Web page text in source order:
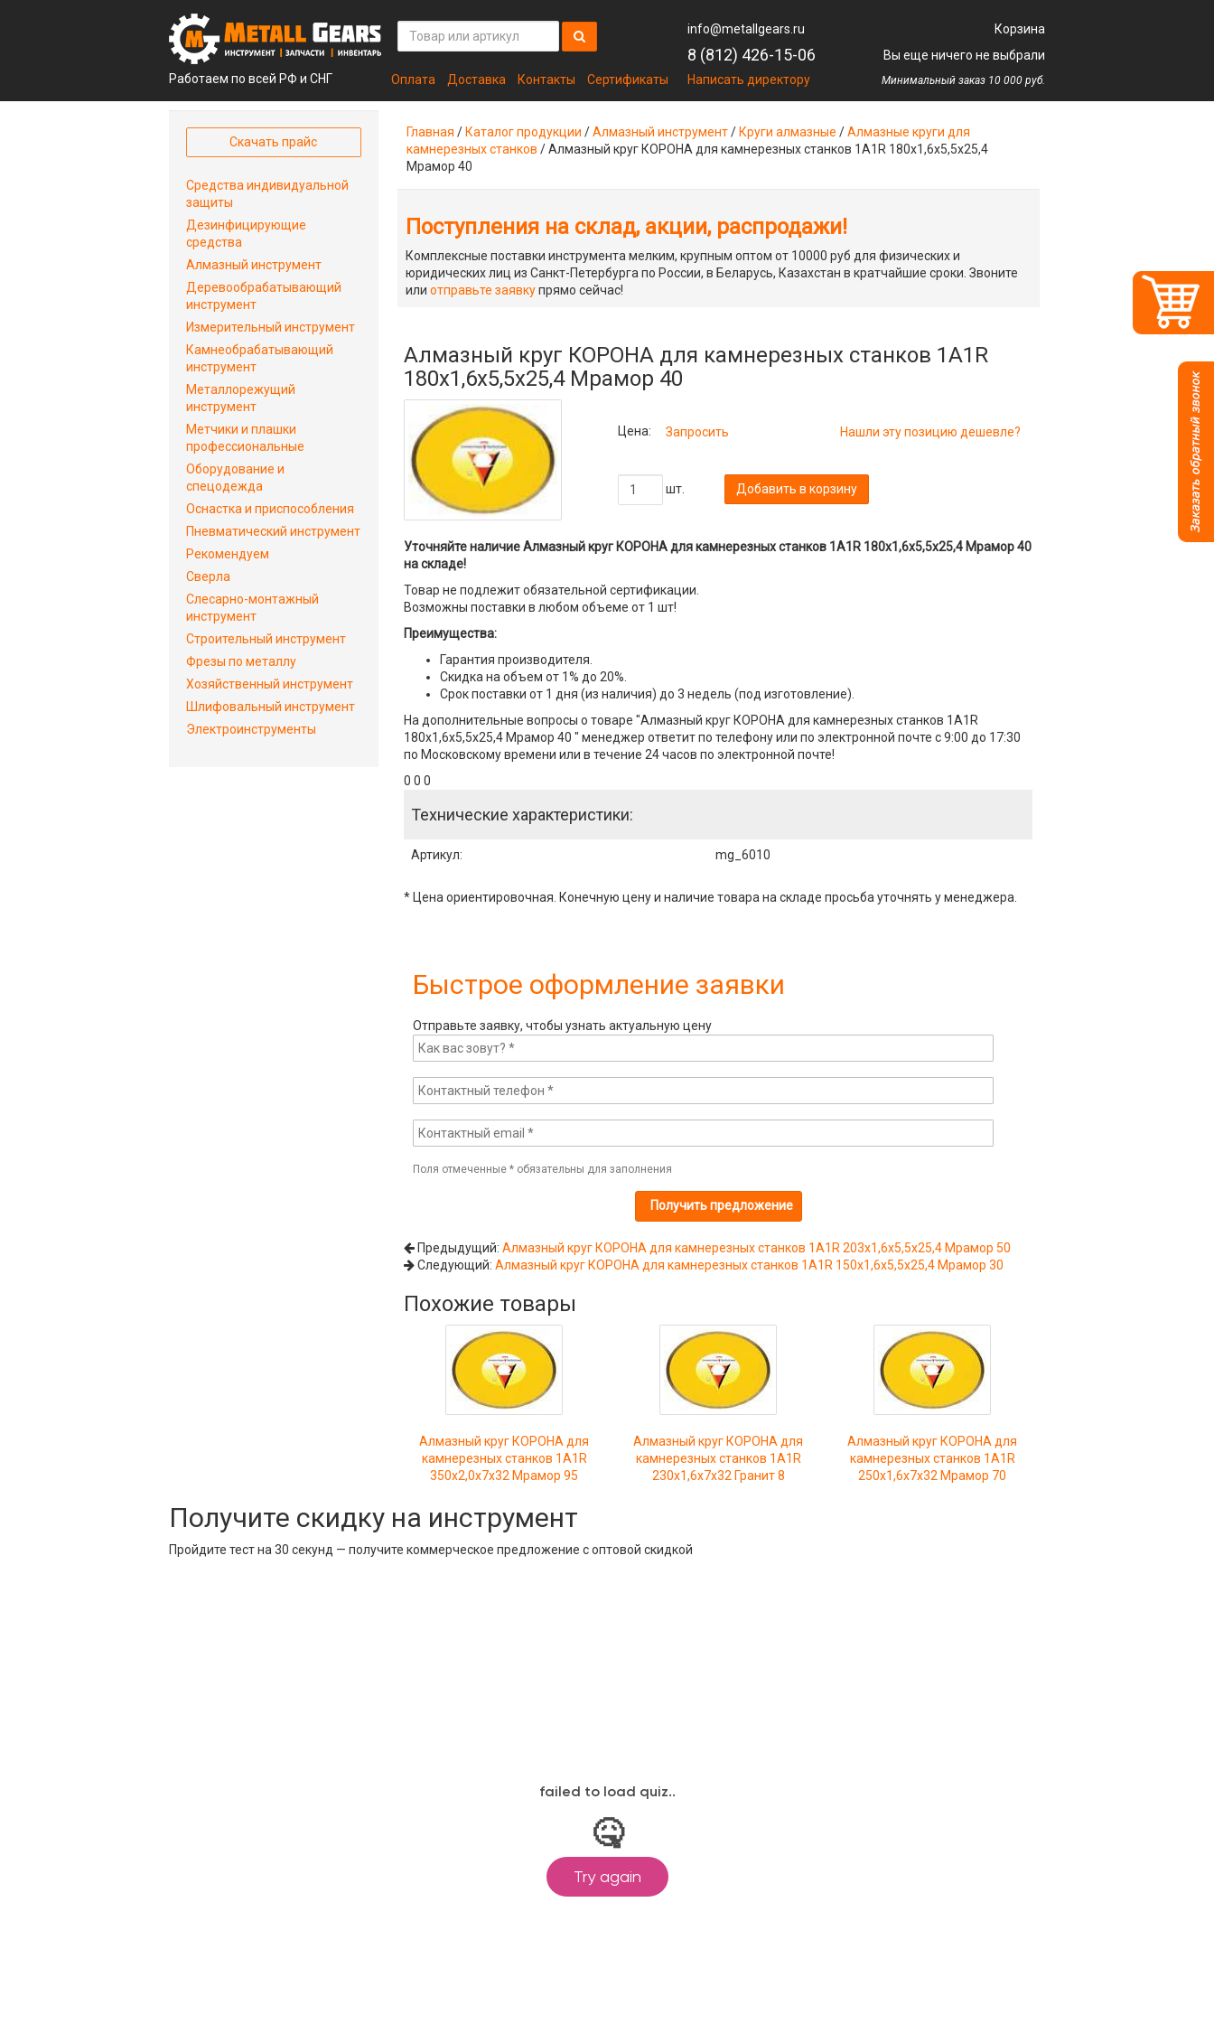
Работаем по всей РФ и СНГ Оплата Доставка Контакты Сертификаты
info@metallgears.ru
8 (812) 426-15-06
Написать директору
Корзина
Вы еще ничего не выбрали
Минимальный заказ 10 000 руб.
Главная / Каталог продукции /Алмазный инструмент/ Круги алмазные /Алмазные круги для
камнерезных станков /Алмазный круг КОРОНА для камнерезных станков 1A1R 180x1,6x5,5x25,4
Мрамор 40
Поступления на склад, акции, распродажи!
Комплексные поставки инструмента мелким, крупным оптом от 10000 руб для физических и
юридических лиц из Санкт-Петербурга по России, в Беларусь, Казахстан в кратчайшие сроки. Звоните
или отправьте заявкупрямо сейчас!
Алмазный круг КОРОНА для камнерезных станков 1A1R
180x1,6x5,5x25,4 Мрамор 40
Цена: Запросить Нашли эту позицию дешевле?
шт. Добавить в корзину
Уточняйте наличие Алмазный круг КОРОНА для камнерезных станков 1A1R 180x1,6x5,5x25,4 Мрамор 40
на складе!
Товар не подлежит обязательной сертификации.
Возможны поставки в любом объеме от 1 шт!
Преимущества:
Гарантия производителя.
Скидка на объем от 1% до 20%.
Срок поставки от 1 дня (из наличия) до 3 недель (под изготовление).
На дополнительные вопросы о товаре "Алмазный круг КОРОНА для камнерезных станков 1A1R
180x1,6x5,5x25,4 Мрамор 40 " менеджер ответит по телефону или по электронной почте с 9:00 до 17:30
по Московскому времени или в течение 24 часов по электронной почте!
0 0 0
Технические характеристики:
Артикул: mg_6010
* Цена ориентировочная. Конечную цену и наличие товара на складе просьба уточнять у менеджера.
Быстрое оформление заявки
Отправьте заявку, чтобы узнать актуальную цену
Поля отмеченные *обязательны для заполнения
Предыдущий: Алмазный круг КОРОНА для камнерезных станков 1A1R 203x1,6x5,5x25,4 Мрамор 50
Следующий: Алмазный круг КОРОНА для камнерезных станков 1A1R 150x1,6x5,5x25,4 Мрамор 30
Похожие товары
Алмазный круг КОРОНА для
камнерезных станков 1A1R
350x2,0x7x32 Мрамор 95
Алмазный круг КОРОНА для
камнерезных станков 1A1R
230x1,6x7x32 Гранит 8
Алмазный круг КОРОНА для
камнерезных станков 1A1R
250x1,6x7x32 Мрамор 70
Скачать прайс
Средства индивидуальной
защиты
Дезинфицирующие
средства
Алмазный инструмент
Деревообрабатывающий
инструмент
Измерительный инструмент
Камнеобрабатывающий
инструмент
Металлорежущий
инструмент
Метчики и плашки
профессиональные
Оборудование и
спецодежда
Оснастка и приспособления
Пневматический инструмент
Рекомендуем
Сверла
Слесарно-монтажный
инструмент
Строительный инструмент
Фрезы по металлу
Хозяйственный инструмент
Шлифовальный инструмент
Электроинструменты
Получите скидку на инструмент
Пройдите тест на 30 секунд — получите коммерческое предложение с оптовой скидкой